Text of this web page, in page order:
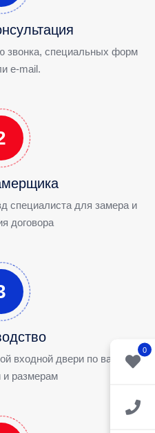
0
звонка, специальных форм
e-mail.
специалиста для замера и
договора
входной двери по вашим
и размерам